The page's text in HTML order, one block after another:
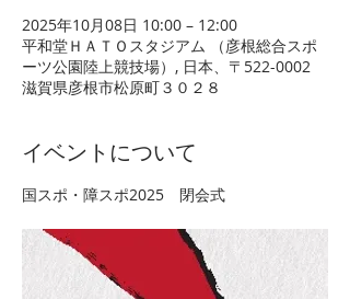
2025年10月08日 10:00 – 12:00
平和堂ＨＡＴＯスタジアム （彦根総合スポ
ーツ公園陸上競技場）, 日本、〒522-0002
滋賀県彦根市松原町３０２８
イベントについて
国スポ・障スポ2025　閉会式